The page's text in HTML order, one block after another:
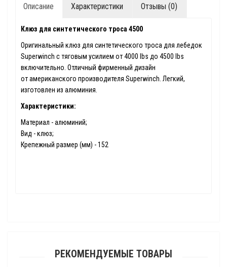
Описание Характеристики Отзывы (0)
Клюз для синтетического троса 4500
Оригинальный клюз для синтетического троса для лебедок
Superwinch с тяговым усилием от 4000 lbs до 4500 lbs
включительно. Отличный фирменный дизайн
от американского производителя Superwinch. Легкий,
изготовлен из алюминия.
Характеристики:
Материал - алюминий;
Вид - клюз;
Крепежный размер (мм) - 152
РЕКОМЕНДУЕМЫЕ ТОВАРЫ